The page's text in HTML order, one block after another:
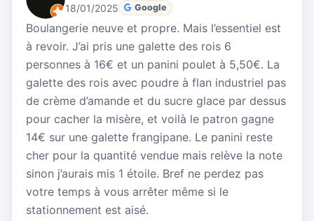
18/01/2025 Google
Boulangerie neuve et propre. Mais l’essentiel est
à revoir. J’ai pris une galette des rois 6
personnes à 16€ et un panini poulet à 5,50€. La
galette des rois avec poudre à flan industriel pas
de crème d’amande et du sucre glace par dessus
pour cacher la misère, et voilà le patron gagne
14€ sur une galette frangipane. Le panini reste
cher pour la quantité vendue mais relève la note
sinon j’aurais mis 1 étoile. Bref ne perdez pas
votre temps à vous arrêter même si le
stationnement est aisé.